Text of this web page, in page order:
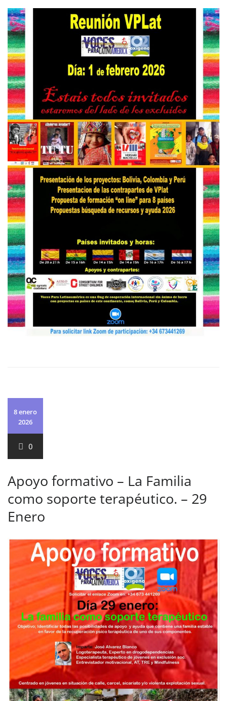
8 enero
2026
0
Apoyo formativo – La Familia
como soporte terapéutico. – 29
Enero